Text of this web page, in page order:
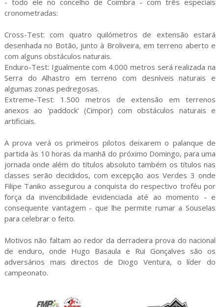
cronometradas:
Cross-Test: com quatro quilómetros de extensão estará
desenhada no Botão, junto à Broliveira, em terreno aberto e
com alguns obstáculos naturais.
Enduro-Test: Igualmente com 4.000 metros será realizada na
Serra do Alhastro em terreno com desníveis naturais e
algumas zonas pedregosas.
Extreme-Test: 1.500 metros de extensão em terrenos
anexos ao 'paddock' (Cimpor) com obstáculos naturais e
artificiais.
A prova verá os primeiros pilotos deixarem o palanque de
partida às 10 horas da manhã do próximo Domingo, para uma
jornada onde além do títulos absoluto também os títulos nas
classes serão decididos, com excepção aos Verdes 3 onde
Filipe Taniko assegurou a conquista do respectivo troféu por
força da invencibilidade evidenciada até ao momento - e
consequente vantagem - que lhe permite rumar a Souselas
para celebrar o feito.
Motivos não faltam ao redor da derradeira prova do nacional
de enduro, onde Hugo Basaula e Rui Gonçalves são os
adversários mais directos de Diogo Ventura, o líder do
campeonato.